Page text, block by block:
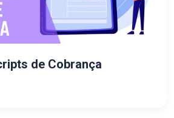
de Cobrança